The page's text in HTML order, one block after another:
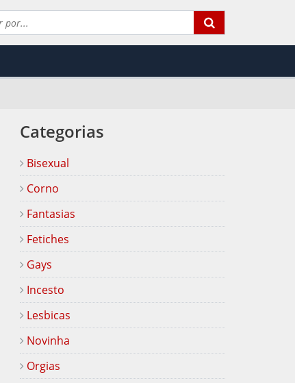
Categorias
Bisexual
Corno
Fantasias
Fetiches
Gays
Incesto
Lesbicas
Novinha
Orgias